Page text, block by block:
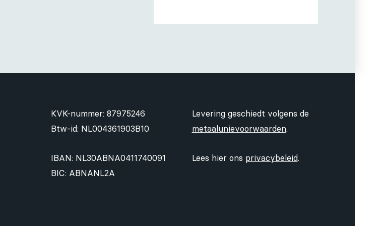
KVK-nummer: 87975246
Btw-id: NL004361903B10
IBAN: NL30ABNA0411740091
BIC: ABNANL2A
Levering geschiedt volgens de
metaalunievoorwaarden.
Lees hier ons privacybeleid.